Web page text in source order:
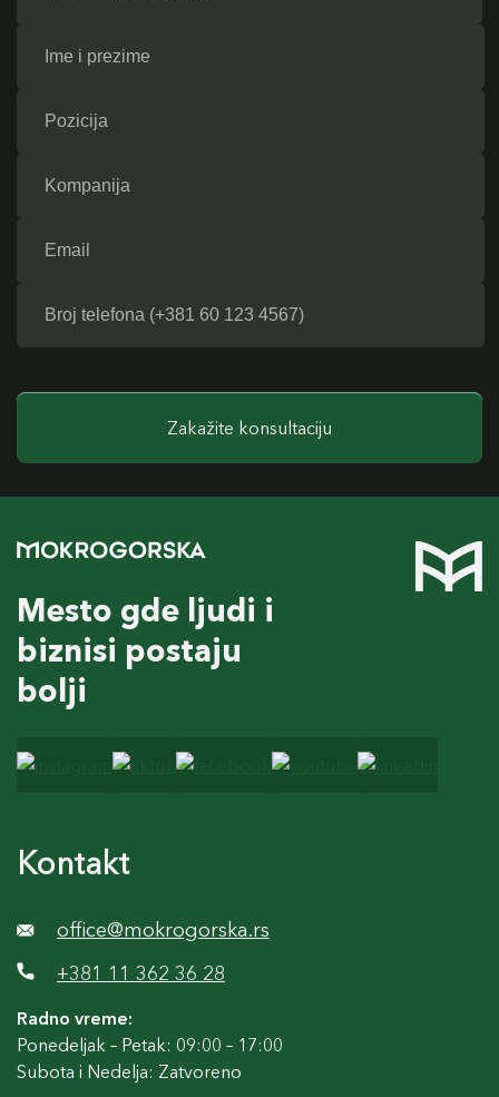
Zakažite konsultaciju
Mesto gde ljudi i
biznisi postaju
bolji
Kontakt
office@mokrogorska.rs
+381 11 362 36 28
Radno vreme:
Ponedeljak – Petak: 09:00 – 17:00
Subota i Nedelja: Zatvoreno